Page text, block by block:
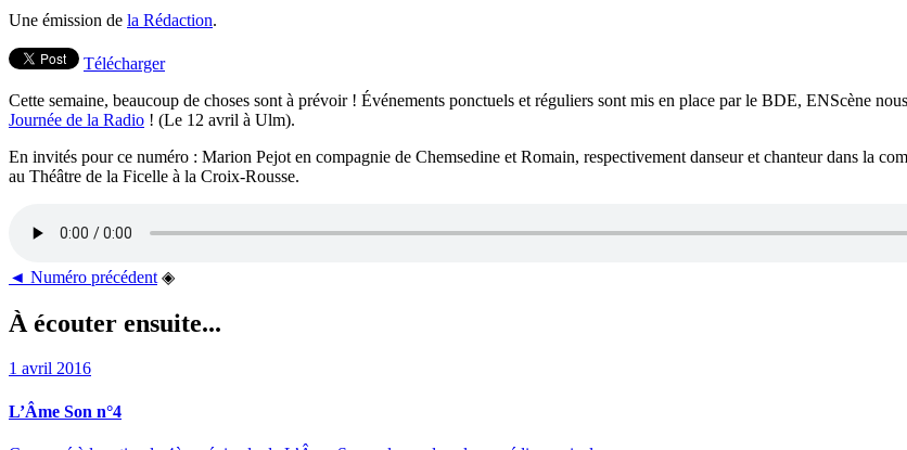
Une émission de la Rédaction.
Télécharger
Cette semaine, beaucoup de choses sont à prévoir ! Événements ponctuels et réguliers sont mis en place par le BDE, ENScène
Journée de la Radio ! (Le 12 avril à Ulm).
En invités pour ce numéro : Marion Pejot en compagnie de Chemsedine et Romain, respectivement danseur et chanteur dans la
au Théâtre de la Ficelle à la Croix-Rousse.
◄ Numéro précédent ◈
À écouter ensuite...
1 avril 2016
L’Âme Son n°4